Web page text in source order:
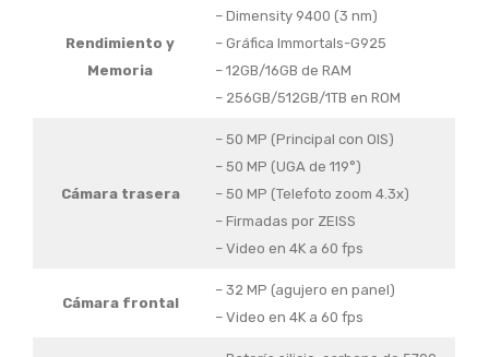
Rendimiento y
Memoria
– Dimensity 9400 (3 nm)
– Gráfica Immortals-G925
– 12GB/16GB de RAM
– 256GB/512GB/1TB en ROM
Cámara trasera
– 50 MP (Principal con OIS)
– 50 MP (UGA de 119°)
– 50 MP (Telefoto zoom 4.3x)
– Firmadas por ZEISS
– Video en 4K a 60 fps
Cámara frontal
– 32 MP (agujero en panel)
– Video en 4K a 60 fps